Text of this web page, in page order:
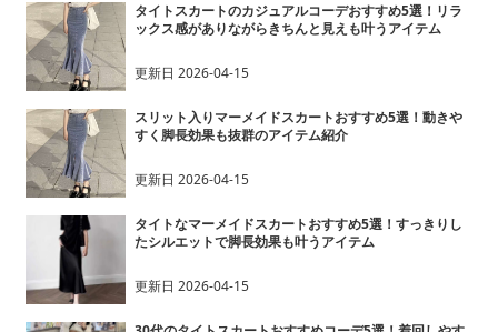
タイトスカートのカジュアルコーデおすすめ5選！リラ
ックス感がありながらきちんと見えも叶うアイテム
更新日 2026-04-15
スリット入りマーメイドスカートおすすめ5選！動きや
すく脚長効果も抜群のアイテム紹介
更新日 2026-04-15
タイトなマーメイドスカートおすすめ5選！すっきりし
たシルエットで脚長効果も叶うアイテム
更新日 2026-04-15